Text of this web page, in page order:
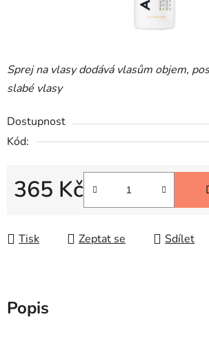
Sprej na vlasy dodává vlasům objem,
slabé vlasy
Dostupnost
Kód:
365 Kč
Tisk Zeptat se Sdílet
Popis